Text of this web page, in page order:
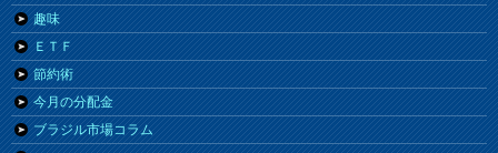
趣味
ＥＴＦ
節約術
今月の分配金
ブラジル市場コラム